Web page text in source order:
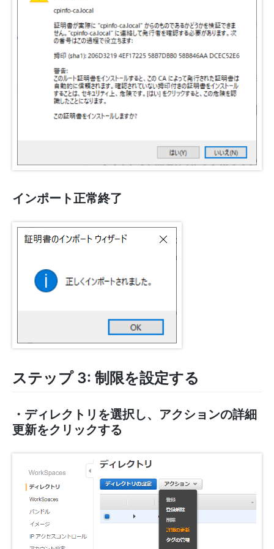
インポート正常終了
ステップ 3: 制限を設定する
・ディレクトリを選択し、アクションの詳細
更新をクリックする